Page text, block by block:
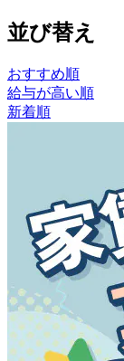
並び替え
おすすめ順
給与が高い順
新着順